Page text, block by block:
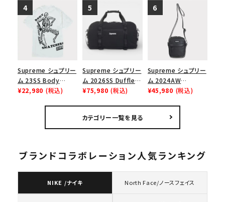
リーム ナイキエアフォ
ース１スニーカー シ
ューズ ホワイト
バッグ ブラック
Neck Pouch ファット
チップジャガードデニ
ムネックポーチ ブル
Supreme シュプリー
ム 23SS Body
Snatchers Tee ボ
¥22,980 (税込)
Supreme シュプリー
ム 2026SS Duffle
Bag ダッフルバッグ
¥75,980 (税込)
Supreme シュプリー
ム 2024AW
Leather Shoulder
¥45,980 (税込)
カテゴリー一覧を見る
ブランドコラボレーション人気ランキング
NIKE /ナイキ North Face/ノースフェイス